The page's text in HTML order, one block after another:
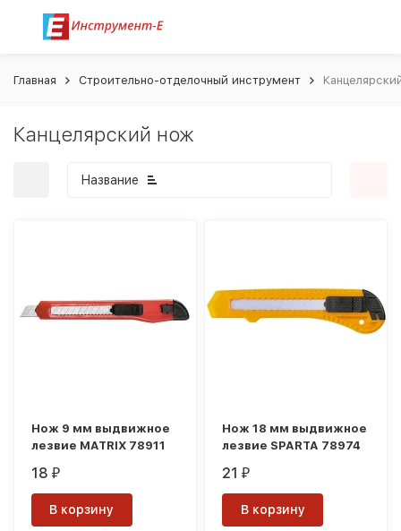
Главная Строительно-отделочный инструмент
Канцелярский нож
Название
Нож 9 мм выдвижное
лезвие MATRIX 78911
18₽
В корзину
Нож 18 мм выдвижное
лезвие SPARTA 78974
21₽
В корзину